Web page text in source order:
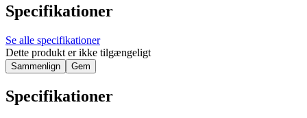
Specifikationer
Se alle specifikationer
Dette produkt er ikke tilgængeligt
Sammenlign Gem
Specifikationer